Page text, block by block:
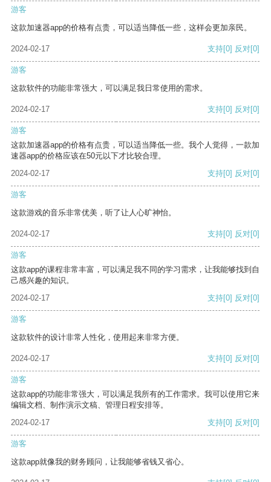
游客
这款加速器app的价格有点贵，可以适当降低一些，这样会更加亲民。
2024-02-17 支持[0] 反对[0]
游客
这款软件的功能非常强大，可以满足我日常使用的需求。
2024-02-17 支持[0] 反对[0]
游客
这款加速器app的价格有点贵，可以适当降低一些。我个人觉得，一款加
速器app的价格应该在50元以下才比较合理。
2024-02-17
支持[0] 反对[0]
游客
这款游戏的音乐非常优美，听了让人心旷神怡。
2024-02-17 支持[0] 反对[0]
游客
这款app的课程非常丰富，可以满足我不同的学习需求，让我能够找到自
己感兴趣的知识。
2024-02-17
支持[0] 反对[0]
游客
这款软件的设计非常人性化，使用起来非常方便。
2024-02-17 支持[0] 反对[0]
游客
这款app的功能非常强大，可以满足我所有的工作需求。我可以使用它来
编辑文档、制作演示文稿、管理日程安排等。
2024-02-17
支持[0] 反对[0]
游客
这款app就像我的财务顾问，让我能够省钱又省心。